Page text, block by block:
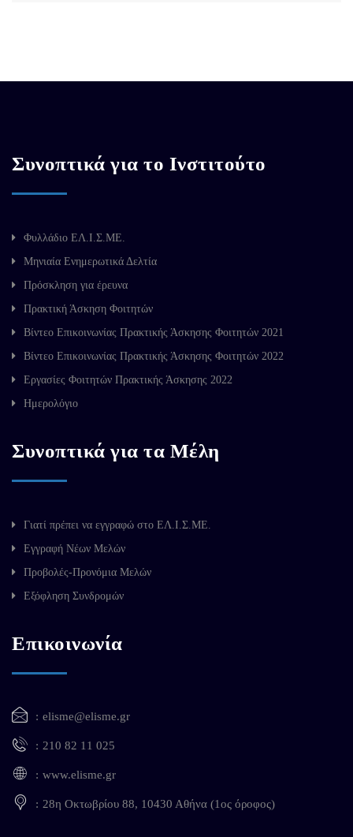
Συνοπτικά για το Ινστιτούτο
Φυλλάδιο ΕΛ.Ι.Σ.ΜΕ.
Μηνιαία Ενημερωτικά Δελτία
Πρόσκληση για έρευνα
Πρακτική Άσκηση Φοιτητών
Βίντεο Επικοινωνίας Πρακτικής Άσκησης Φοιτητών 2021
Βίντεο Επικοινωνίας Πρακτικής Άσκησης Φοιτητών 2022
Εργασίες Φοιτητών Πρακτικής Άσκησης 2022
Ημερολόγιο
Συνοπτικά για τα Μέλη
Γιατί πρέπει να εγγραφώ στο ΕΛ.Ι.Σ.ΜΕ.
Εγγραφή Νέων Μελών
Προβολές-Προνόμια Μελών
Εξόφληση Συνδρομών
Επικοινωνία
elisme@elisme.gr
210 82 11 025
www.elisme.gr
28η Οκτωβρίου 88, 10430 Αθήνα (1ος όροφος)